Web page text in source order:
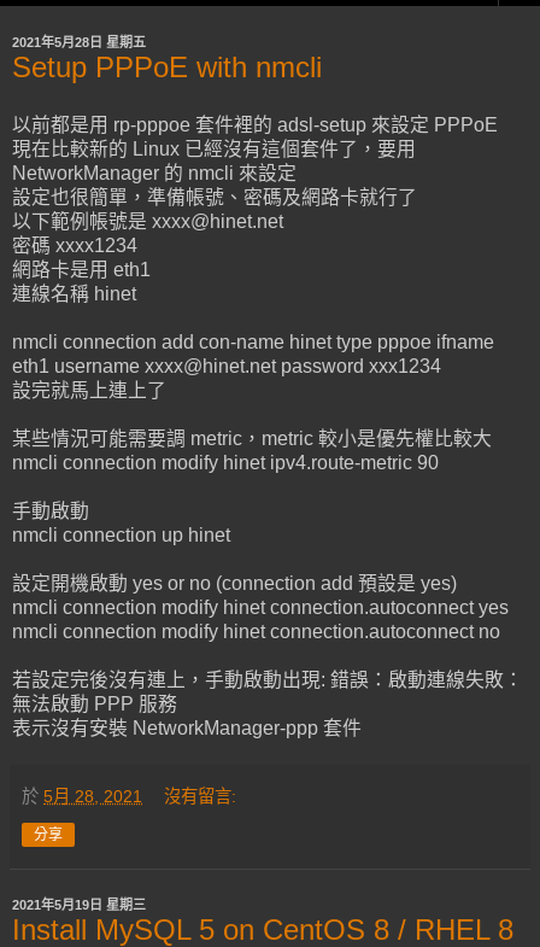
2021年5月28日 星期五
Setup PPPoE with nmcli
以前都是用 rp-pppoe 套件裡的 adsl-setup 來設定 PPPoE
現在比較新的 Linux 已經沒有這個套件了，要用
NetworkManager 的 nmcli 來設定
設定也很簡單，準備帳號、密碼及網路卡就行了
以下範例帳號是 xxxx@hinet.net
密碼 xxxx1234
網路卡是用 eth1
連線名稱 hinet
nmcli connection add con-name hinet type pppoe ifname
eth1 username xxxx@hinet.net password xxx1234
設完就馬上連上了
某些情況可能需要調 metric，metric 較小是優先權比較大
nmcli connection modify hinet ipv4.route-metric 90
手動啟動
nmcli connection up hinet
設定開機啟動 yes or no (connection add 預設是 yes)
nmcli connection modify hinet connection.autoconnect yes
nmcli connection modify hinet connection.autoconnect no
若設定完後沒有連上，手動啟動出現: 錯誤：啟動連線失敗：
無法啟動 PPP 服務
表示沒有安裝 NetworkManager-ppp 套件
於 5月 28, 2021 沒有留言:
分享
2021年5月19日 星期三
Install MySQL 5 on CentOS 8 / RHEL 8